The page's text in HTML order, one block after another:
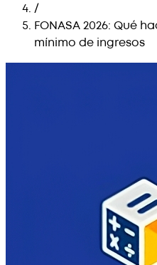
/
FONASA 2026: Qué
mínimo de ingresos